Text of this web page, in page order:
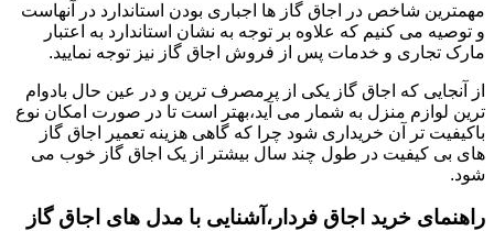
مهمترین شاخص در اجاق گاز ها اجباری بودن استاندارد در آنهاست
و توصیه می کنیم که علاوه بر توجه به نشان استاندارد به اعتبار
مارک تجاری و خدمات پس از فروش اجاق گاز نیز توجه نمایید.
از آنجایی که اجاق گاز یکی از پرمصرف ترین و در عین حال بادوام
ترین لوازم منزل به شمار می آید،بهتر است تا در صورت امکان نوع
باکیفیت تر آن خریداری شود چرا که گاهی هزینه تعمیر اجاق گاز
های بی کیفیت در طول چند سال بیشتر از یک اجاق گاز خوب می
شود.
راهنمای خرید اجاق فردار،آشنایی با مدل های اجاق گاز